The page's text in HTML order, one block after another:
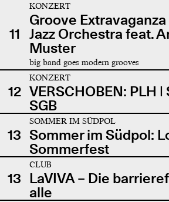
11
KONZERT
Groove
Jazz Orchestra feat.
Muster
big band goes modern grooves
12
KONZERT
VERSCHOBEN: PLH
SGB
13
SOMMER IM SÜDPOL
Sommer im Südpol:
Sommerfest
13
CLUB
LaVIVA – Die
alle